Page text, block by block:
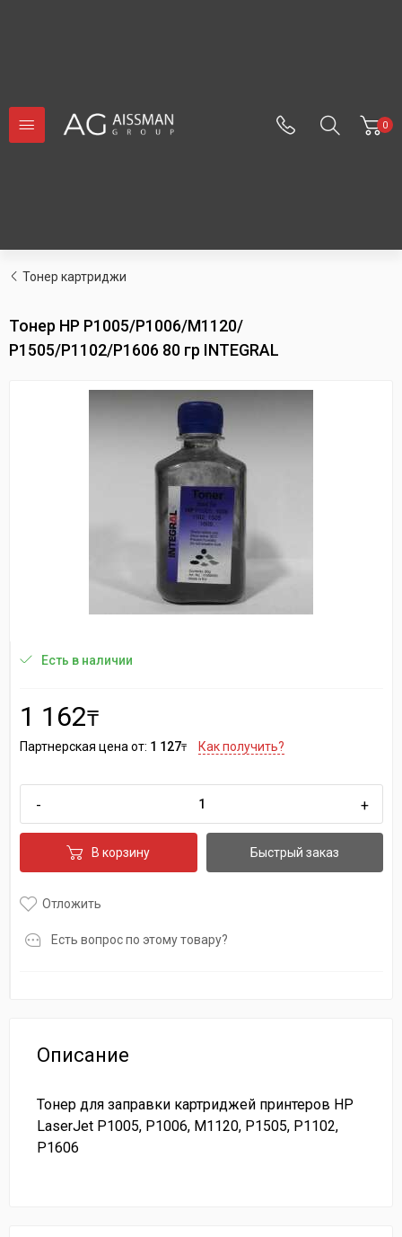
0
Тонер картриджи
Тонер HP P1005/P1006/M1120/
P1505/P1102/P1606 80 гр INTEGRAL
Есть в наличии
1 162₸
Партнерская цена от: 1 127₸ Как получить?
- +
В корзину Быстрый заказ
Отложить
Есть вопрос по этому товару?
Описание
Тонер для заправки картриджей принтеров HP
LaserJet P1005, P1006, M1120, P1505, P1102,
P1606